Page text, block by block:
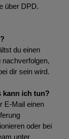
über DPD.
du einen
dir sein wird.
kann ich tun?
E-Mail einen
oder bei
unter